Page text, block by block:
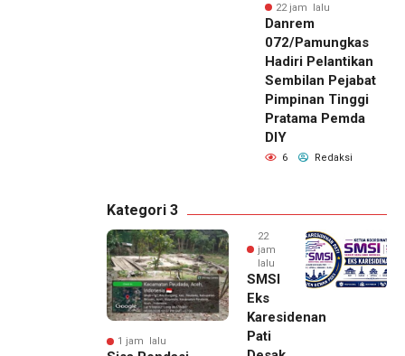
22 jam lalu
Danrem
072/Pamungkas
Hadiri Pelantikan
Sembilan Pejabat
Pimpinan Tinggi
Pratama Pemda
DIY
6 Redaksi
Kategori 3
1 jam lalu
22
jam
lalu
SMSI
Eks
Karesidenan
Pati